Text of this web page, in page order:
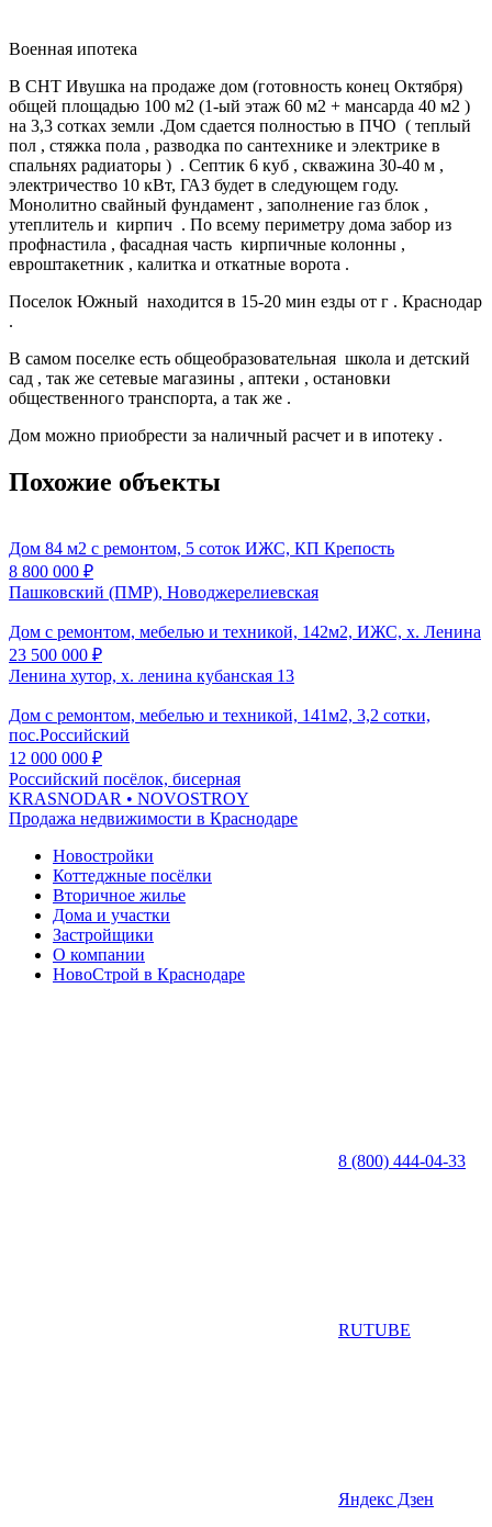
Военная ипотека
В СНТ Ивушка на продаже дом (готовность конец Октября)
общей площадью 100 м2 (1-ый этаж 60 м2 + мансарда 40 м2 )
на 3,3 сотках земли .Дом сдается полностью в ПЧО ( теплый
пол , стяжка пола , разводка по сантехнике и электрике в
спальнях радиаторы ) . Септик 6 куб , скважина 30-40 м ,
электричество 10 кВт, ГАЗ будет в следующем году.
Монолитно свайный фундамент , заполнение газ блок ,
утеплитель и кирпич . По всему периметру дома забор из
профнастила , фасадная часть кирпичные колонны ,
евроштакетник , калитка и откатные ворота .
Поселок Южный находится в 15-20 мин езды от г . Краснодар
.
В самом поселке есть общеобразовательная школа и детский
сад , так же сетевые магазины , аптеки , остановки
общественного транспорта, а так же .
Дом можно приобрести за наличный расчет и в ипотеку .
Похожие объекты
Дом 84 м2 с ремонтом, 5 соток ИЖС, КП Крепость
8 800 000 ₽
Пашковский (ПМР), Новоджерелиевская
Дом с ремонтом, мебелью и техникой, 142м2, ИЖС, х. Ленина
23 500 000 ₽
Ленина хутор, х. ленина кубанская 13
Дом с ремонтом, мебелью и техникой, 141м2, 3,2 сотки,
пос.Российский
12 000 000 ₽
Российский посёлок, бисерная
KRASNODAR • NOVOSTROY
Продажа недвижимости в Краснодаре
Новостройки
Коттеджные посёлки
Вторичное жилье
Дома и участки
Застройщики
О компании
НовоСтрой в Краснодаре
8 (800) 444-04-33
RUTUBE
Яндекс Дзен